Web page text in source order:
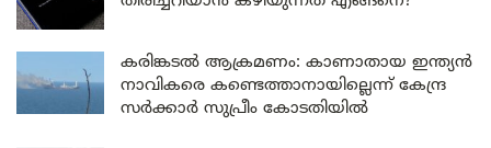
കരിങ്കടൽ ആക്രമണം: കാണാതായ ഇന്ത്യൻ
നാവികരെ കണ്ടെത്താനായില്ലെന്ന് കേന്ദ്ര
സർക്കാർ സുപ്രീം കോടതിയിൽ